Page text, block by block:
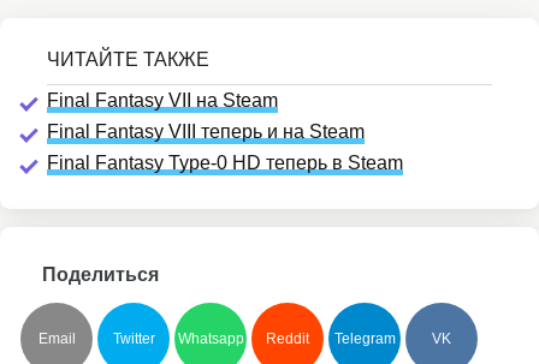
Final Fantasy VII на Steam
Final Fantasy VIII теперь и на Steam
Final Fantasy Type-0 HD теперь в Steam
Поделиться
Email Twitter Whatsapp Reddit Telegram VK